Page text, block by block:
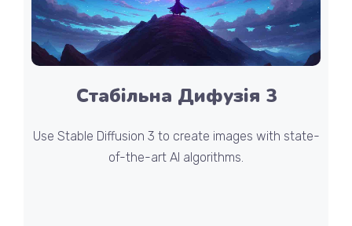
Стабільна Дифузія 3
Use Stable Diffusion 3 to create images with state-
of-the-art AI algorithms.